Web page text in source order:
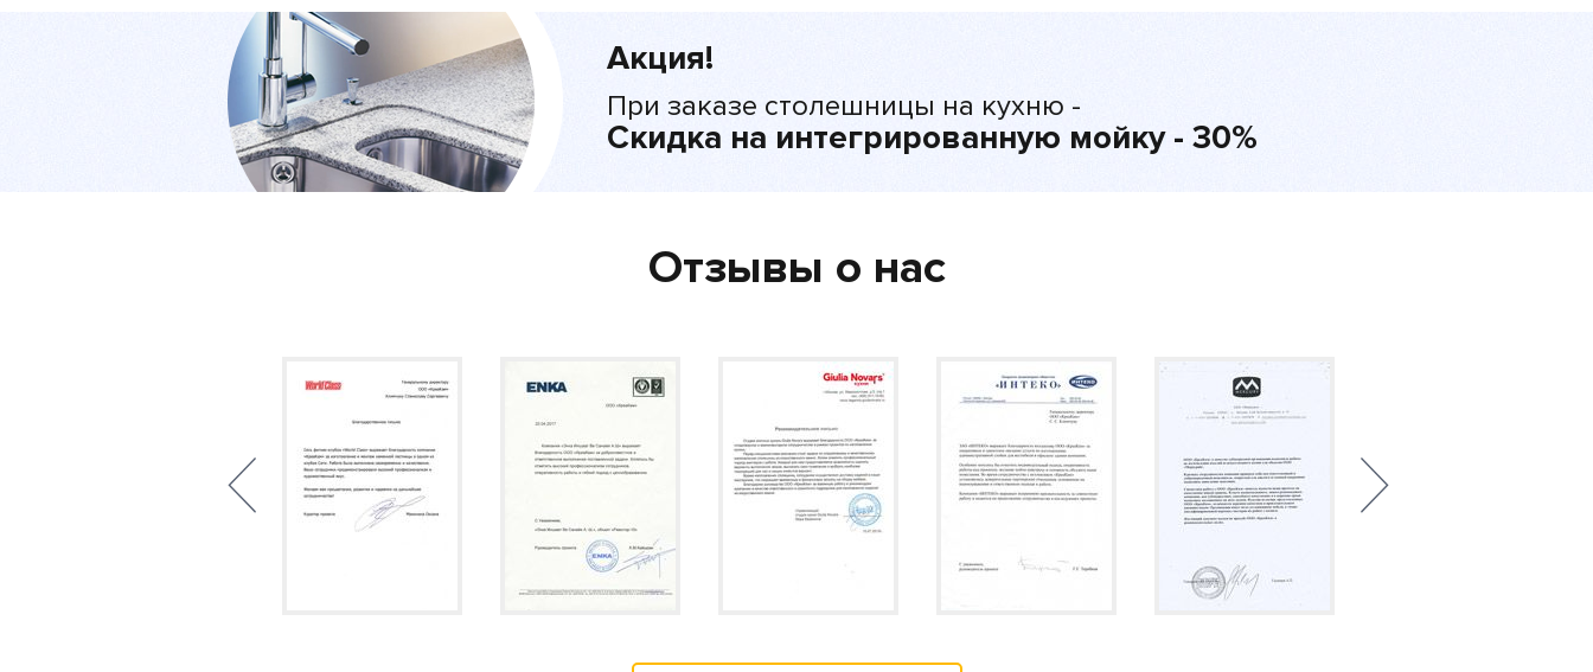
Акция!
При заказе столешницы на кухню -
Скидка на интегрированную мойку - 30%
Отзывы о нас